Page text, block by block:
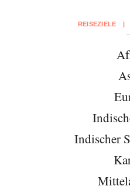
REISEZIELE |
Indischer